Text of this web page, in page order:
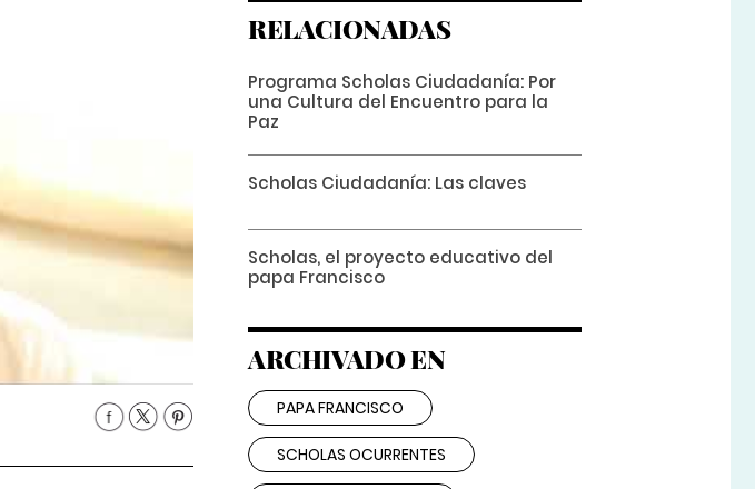
RELACIONADAS
Programa Scholas Ciudadanía: Por
una Cultura del Encuentro para la
Paz
Scholas Ciudadanía: Las claves
Scholas, el proyecto educativo del
papa Francisco
ARCHIVADO EN
PAPA FRANCISCO
SCHOLAS OCURRENTES